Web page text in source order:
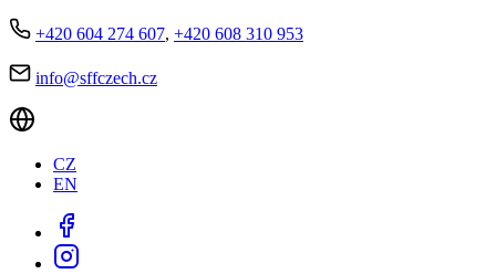
+420 604 274 607, +420 608 310 953
info@sffczech.cz
CZ
EN